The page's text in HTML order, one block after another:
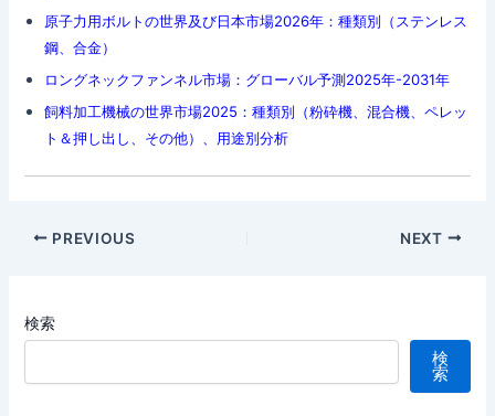
原子力用ボルトの世界及び日本市場2026年：種類別（ステンレス
鋼、合金）
ロングネックファンネル市場：グローバル予測2025年-2031年
飼料加工機械の世界市場2025：種類別（粉砕機、混合機、ペレッ
ト＆押し出し、その他）、用途別分析
Post
PREVIOUS NEXT
検索
検
索